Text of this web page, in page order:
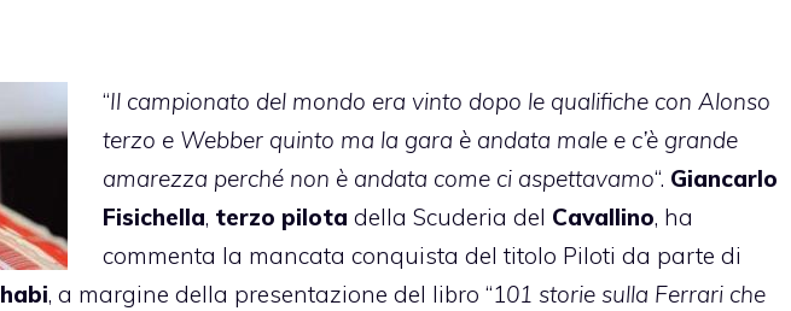
“Il campionato del mondo era vinto dopo le qualifiche con Alonso
terzo e Webber quinto ma la gara è andata male e c’è grande
amarezza perché non è andata come ci aspettavamo“. Giancarlo
Fisichella, terzo pilota della Scuderia del Cavallino, ha
commenta la mancata conquista del titolo Piloti da parte di
, a margine della presentazione del libro “101 storie sulla Ferrari che